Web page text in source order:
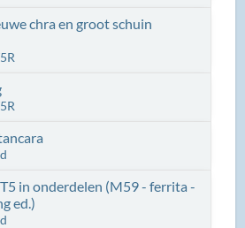
chra en groot schuin
in onderdelen (M59 - ferrita -
ed.)